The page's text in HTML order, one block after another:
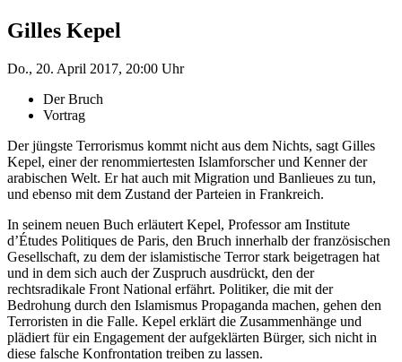
Gilles Kepel
Do., 20. April 2017, 20:00 Uhr
Der Bruch
Vortrag
Der jüngste Terrorismus kommt nicht aus dem Nichts, sagt Gilles
Kepel, einer der renommiertesten Islamforscher und Kenner der
arabischen Welt. Er hat auch mit Migration und Banlieues zu tun,
und ebenso mit dem Zustand der Parteien in Frankreich.
In seinem neuen Buch erläutert Kepel, Professor am Institute
d’Études Politiques de Paris, den Bruch innerhalb der französischen
Gesellschaft, zu dem der islamistische Terror stark beigetragen hat
und in dem sich auch der Zuspruch ausdrückt, den der
rechtsradikale Front National erfährt. Politiker, die mit der
Bedrohung durch den Islamismus Propaganda machen, gehen den
Terroristen in die Falle. Kepel erklärt die Zusammenhänge und
plädiert für ein Engagement der aufgeklärten Bürger, sich nicht in
diese falsche Konfrontation treiben zu lassen.